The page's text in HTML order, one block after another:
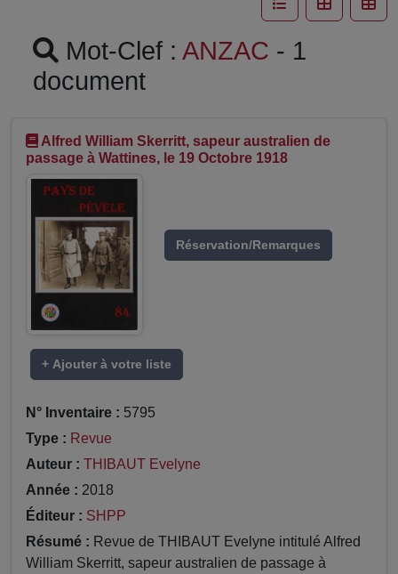
Mot-Clef : ANZAC - 1
document
Alfred William Skerritt, sapeur australien de
passage à Wattines, le 19 Octobre 1918
Réservation/Remarques
+ Ajouter à votre liste
N° Inventaire : 5795
Type : Revue
Auteur : THIBAUT Evelyne
Année : 2018
Éditeur : SHPP
Résumé : Revue de THIBAUT Evelyne intitulé Alfred
William Skerritt, sapeur australien de passage à